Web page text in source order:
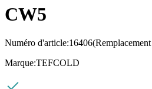
CW5
Numéro d'article:16406
Marque:TEFCOLD